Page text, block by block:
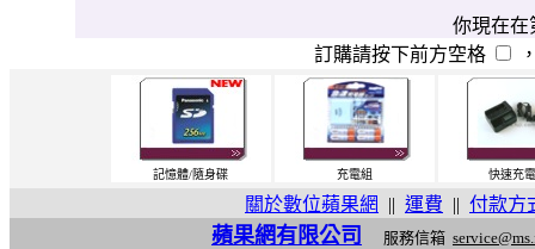
你現在在
訂購請按下前方空格
記憶體/隨身碟 充電組 快速充
關於數位蘋果網 || 運費 || 付款方
蘋果網有限公司 服務信箱